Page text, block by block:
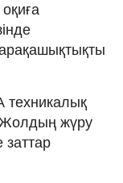
техникалық
Жолдың жүру
заттар